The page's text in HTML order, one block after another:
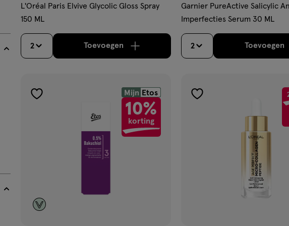
L'Oréal Paris Elvive Glycolic Gloss Spray
150 ML
2 Toevoegenverhoog aantal met één, Bijna uitverkocht!Er
Garnier PureActive Salicylic
Imperfecties Serum 30 ML
2 Toevoegen
Mijn Etos
10%
korting
toevoegen
toevoegen